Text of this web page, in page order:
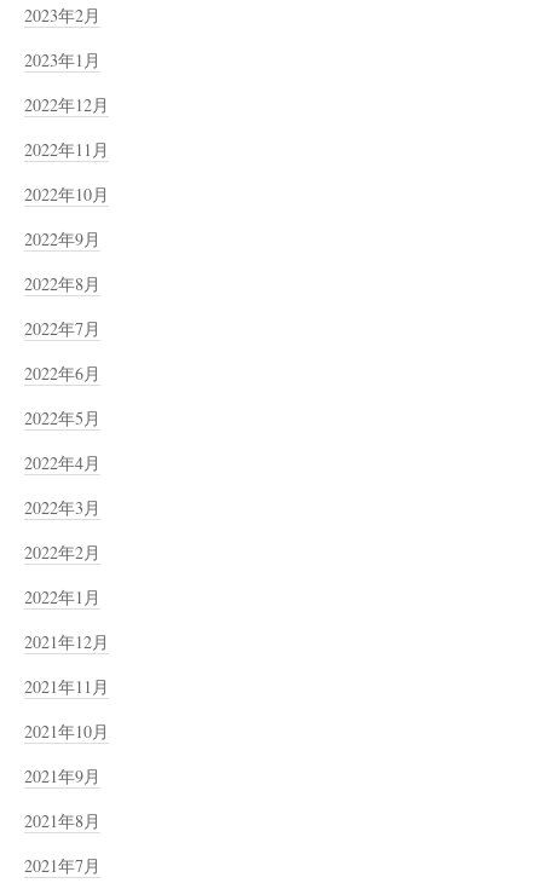
2023年2月
2023年1月
2022年12月
2022年11月
2022年10月
2022年9月
2022年8月
2022年7月
2022年6月
2022年5月
2022年4月
2022年3月
2022年2月
2022年1月
2021年12月
2021年11月
2021年10月
2021年9月
2021年8月
2021年7月